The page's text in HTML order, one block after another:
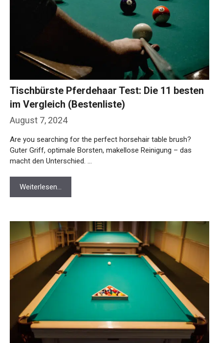
August 7, 2024
Tischbürste Pferdehaar Test: Die 11
besten im Vergleich (Bestenliste)
Are you searching for the perfect horsehair table brush?
Guter Griff, optimale Borsten, makellose Reinigung – das
macht den Unterschied. …
Billardtuch Hochwertig Test: Die 11 besten